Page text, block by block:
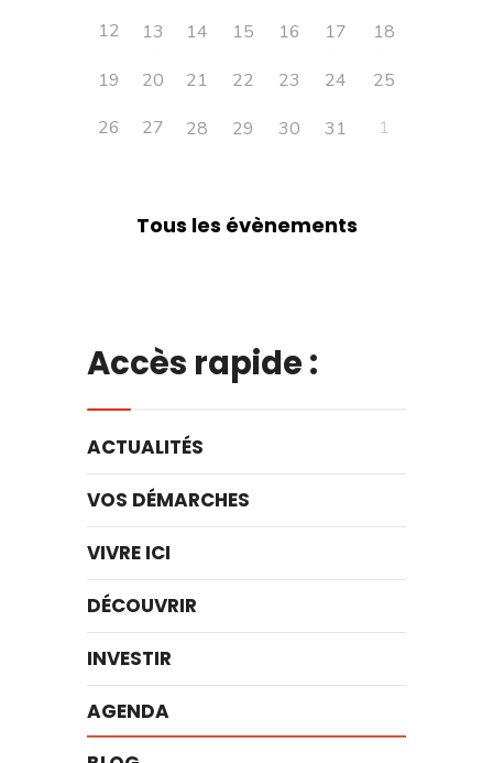
12
13 14 15 16 17
18
19
20 21 22 23 24
25
26
27 28 29 30 31 1
Tous les évènements
Accès rapide :
ACTUALITÉS
VOS DÉMARCHES
VIVRE ICI
DÉCOUVRIR
INVESTIR
AGENDA